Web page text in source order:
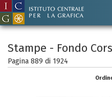
Stampe - Fondo
Pagina 889 di 1924